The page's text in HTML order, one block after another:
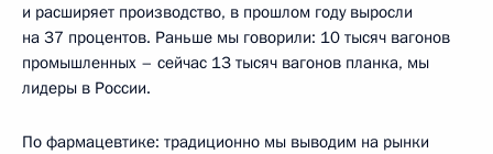
и расширяет производство, в прошлом году выросли
на 37 процентов. Раньше мы говорили: 10 тысяч вагонов
промышленных – сейчас 13 тысяч вагонов планка, мы
лидеры в России.
По фармацевтике: традиционно мы выводим на рынки